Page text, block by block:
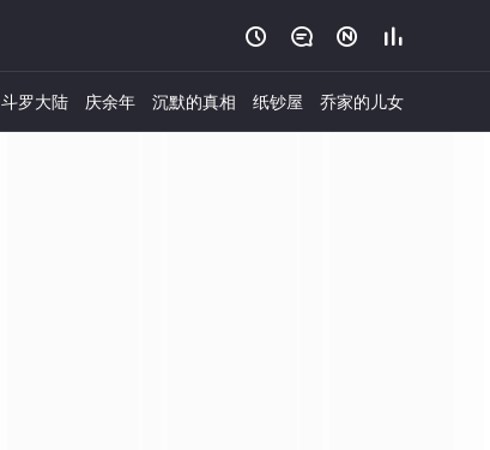
   
斗罗大陆 庆余年 沉默的真相 纸钞屋 乔家的儿女